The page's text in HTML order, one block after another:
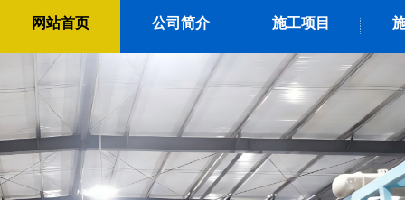
网站首页 公司简介 施工项目